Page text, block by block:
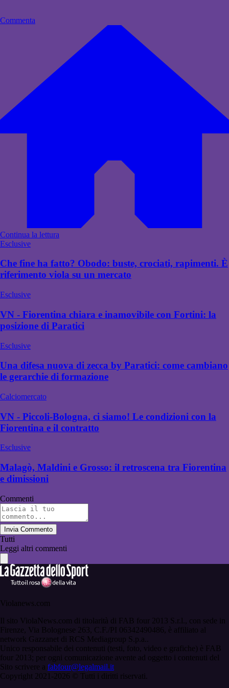
Commenta
Continua la lettura
Esclusive
Che fine ha fatto? Obodo: buste, crociati, rapimenti. È
riferimento viola su un mercato
Esclusive
VN - Fiorentina chiara e inamovibile con Fortini: la
posizione di Paratici
Esclusive
Una difesa nuova di zecca by Paratici: come cambiano
le gerarchie di formazione
Calciomercato
VN - Piccoli-Bologna, ci siamo! Le condizioni con la
Fiorentina e il contratto
Esclusive
Malagò, Maldini e Grosso: il retroscena tra Fiorentina
e dimissioni
Commenti
Invia Commento
Tutti
Leggi altri commenti
Violanews.com
Il sito ViolaNews.com di titolarità di FAB four 2013 S.r.l., con sede in
Firenze, Via Bolognese 263, C.F./PI 06342490486, è affiliato al
network Gazzanet di RCS Mediagroup S.p.a..
Unico responsabile dei contenuti (testi, foto, video e grafiche) è FAB
four 2013; per ogni comunicazione avente ad oggetto i contenuti del
Sito scrivere a fabfour@legalmail.it
Copyright 2021-2026 © Tutti i diritti riservati.